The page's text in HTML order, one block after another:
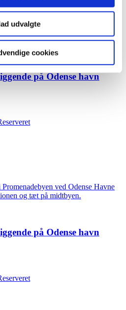
udvalgte
cookies
i Fredericia tæt på indkøb og
og ikke langt fra…
på Odense havn
ved Odense Havne
og tæt på midtbyen.
på Odense havn